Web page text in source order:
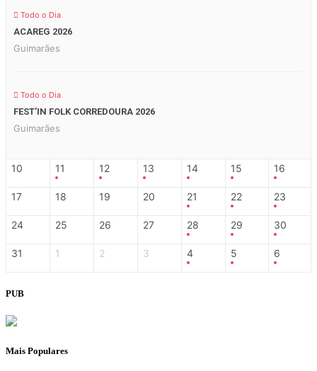
Todo o Dia
ACAREG 2026
Guimarães
Todo o Dia
FEST’IN FOLK CORREDOURA 2026
Guimarães
10 11 12 13 14 15 16
17 18 19 20 21 22 23
24 25 26 27 28 29 30
31 1 2 3 4 5 6
PUB
Mais Populares